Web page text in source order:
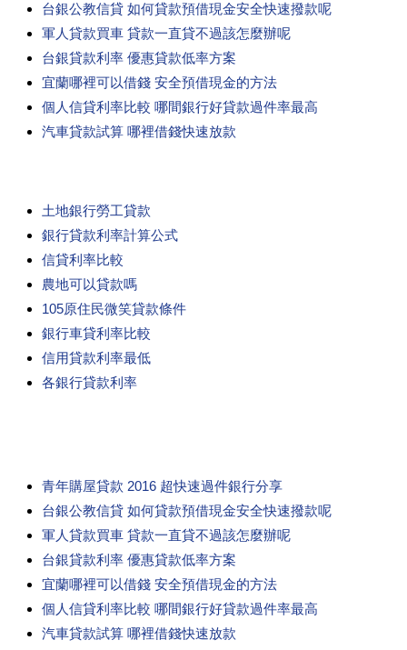
台銀公教信貸 如何貸款預借現金安全快速撥款呢
軍人貸款買車 貸款一直貸不過該怎麼辦呢
台銀貸款利率 優惠貸款低率方案
宜蘭哪裡可以借錢 安全預借現金的方法
個人信貸利率比較 哪間銀行好貸款過件率最高
汽車貸款試算 哪裡借錢快速放款
土地銀行勞工貸款
銀行貸款利率計算公式
信貸利率比較
農地可以貸款嗎
105原住民微笑貸款條件
銀行車貸利率比較
信用貸款利率最低
各銀行貸款利率
青年購屋貸款 2016 超快速過件銀行分享
台銀公教信貸 如何貸款預借現金安全快速撥款呢
軍人貸款買車 貸款一直貸不過該怎麼辦呢
台銀貸款利率 優惠貸款低率方案
宜蘭哪裡可以借錢 安全預借現金的方法
個人信貸利率比較 哪間銀行好貸款過件率最高
汽車貸款試算 哪裡借錢快速放款